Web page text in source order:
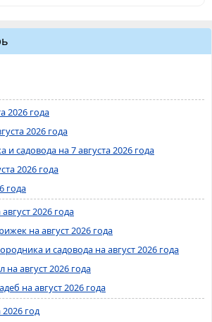
2026 года
2026 года
и садовода на 7 августа 2026 года
2026 года
года
2026 года
на август 2026 года
и садовода на август 2026 года
август 2026 года
на август 2026 года
год